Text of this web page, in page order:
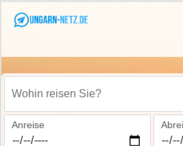
Wohin reisen Sie?
Anreise